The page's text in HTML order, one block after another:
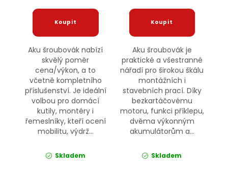
Aku šroubovák nabízí
skvělý poměr
cena/výkon, a to
včetně kompletního
příslušenství. Je ideální
volbou pro domácí
kutily, montéry i
řemeslníky, kteří ocení
mobilitu, výdrž...
Skladem
Aku šroubovák je
praktické a všestranné
nářadí pro širokou škálu
montážních i
stavebních prací. Díky
bezkartáčovému
motoru, funkci příklepu,
dvěma výkonným
akumulátorům a...
Skladem